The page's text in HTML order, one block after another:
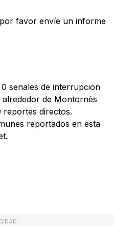
favor envíe un informe
senales de interrupcion
de Montornès
reportes directos.
reportados en esta